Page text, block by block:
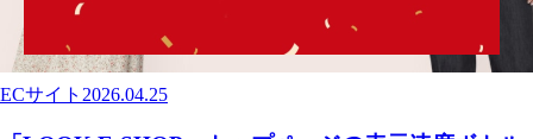
ECサイト 2026.04.25